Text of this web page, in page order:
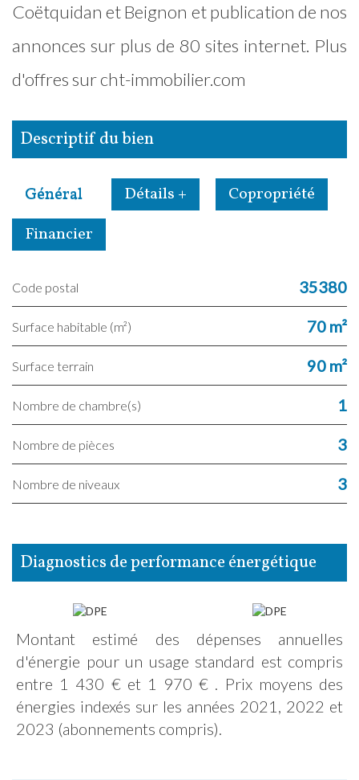
Coëtquidan et Beignon et publication de nos
annonces sur plus de 80 sites internet. Plus
d'offres sur cht-immobilier.com
descriptif du bien
Général Détails +
Copropriété
Financier
Code postal 35380
Surface habitable (m²) 70 m²
surface terrain 90 m²
Nombre de chambre(s) 1
Nombre de pièces 3
Nombre de niveaux 3
diagnostics de performance énergétique
Montant estimé des dépenses annuelles
d'énergie pour un usage standard est compris
entre 1 430 € et 1 970 € . Prix moyens des
énergies indexés sur les années 2021, 2022 et
2023 (abonnements compris).